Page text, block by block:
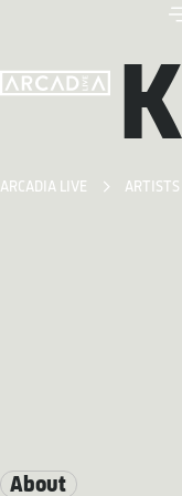
ARCADIA LIVE ARTISTS
About